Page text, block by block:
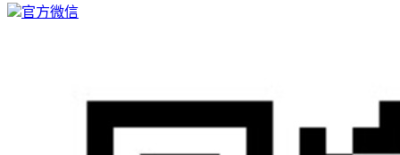
官方微信